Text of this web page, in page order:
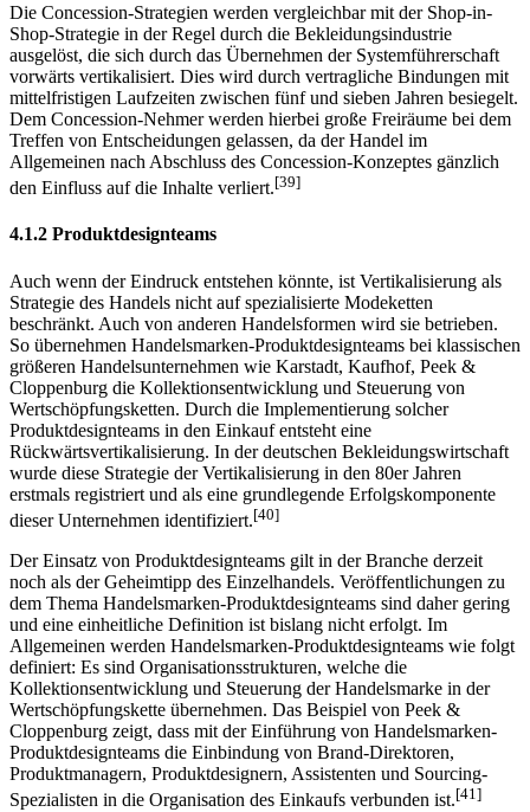
Die Concession-Strategien werden vergleichbar mit der Shop-in-
Shop-Strategie in der Regel durch die Bekleidungsindustrie
ausgelöst, die sich durch das Übernehmen der Systemführerschaft
vorwärts vertikalisiert. Dies wird durch vertragliche Bindungen mit
mittelfristigen Laufzeiten zwischen fünf und sieben Jahren besiegelt.
Dem Concession-Nehmer werden hierbei große Freiräume bei dem
Treffen von Entscheidungen gelassen, da der Handel im
Allgemeinen nach Abschluss des Concession-Konzeptes gänzlich
den Einfluss auf die Inhalte verliert.[39]
4.1.2 Produktdesignteams
Auch wenn der Eindruck entstehen könnte, ist Vertikalisierung als
Strategie des Handels nicht auf spezialisierte Modeketten
beschränkt. Auch von anderen Handelsformen wird sie betrieben.
So übernehmen Handelsmarken-Produktdesignteams bei klassischen
größeren Handelsunternehmen wie Karstadt, Kaufhof, Peek &
Cloppenburg die Kollektionsentwicklung und Steuerung von
Wertschöpfungsketten. Durch die Implementierung solcher
Produktdesignteams in den Einkauf entsteht eine
Rückwärtsvertikalisierung. In der deutschen Bekleidungswirtschaft
wurde diese Strategie der Vertikalisierung in den 80er Jahren
erstmals registriert und als eine grundlegende Erfolgskomponente
dieser Unternehmen identifiziert.[40]
Der Einsatz von Produktdesignteams gilt in der Branche derzeit
noch als der Geheimtipp des Einzelhandels. Veröffentlichungen zu
dem Thema Handelsmarken-Produkt­design­teams sind daher gering
und eine einheitliche Definition ist bislang nicht erfolgt. Im
Allgemeinen werden Handelsmarken-Produktdesignteams wie folgt
definiert: Es sind Organisationsstrukturen, welche die
Kollektionsentwicklung und Steuerung der Handelsmarke in der
Wertschöpfungskette übernehmen. Das Beispiel von Peek &
Cloppenburg zeigt, dass mit der Einführung von Handelsmarken-
Produktdesignteams die Einbindung von Brand-Direktoren,
Produktmanagern, Produktdesignern, Assistenten und Sourcing-
Spezialisten in die Organisation des Einkaufs verbunden ist.[41]